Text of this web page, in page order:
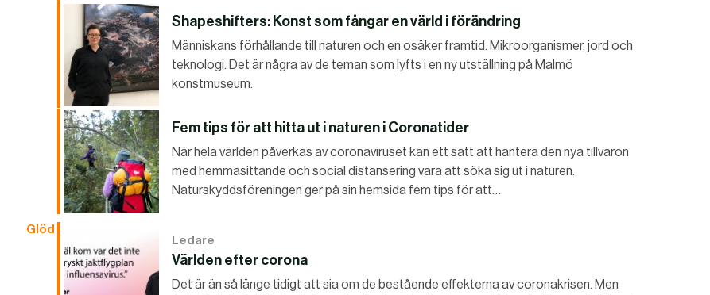
Shapeshifters: Konst som fångar en värld i förändring
Människans förhållande till naturen och en osäker framtid. Mikroorganismer, jord och
teknologi. Det är några av de teman som lyfts i en ny utställning på Malmö
konstmuseum.
Fem tips för att hitta ut i naturen i Coronatider
När hela världen påverkas av coronaviruset kan ett sätt att hantera den nya tillvaron
med hemmasittande och social distansering vara att söka sig ut i naturen.
Naturskyddsföreningen ger på sin hemsida fem tips för att…
Glöd
Ledare
Världen efter corona
Det är än så länge tidigt att sia om de bestående effekterna av coronakrisen. Men